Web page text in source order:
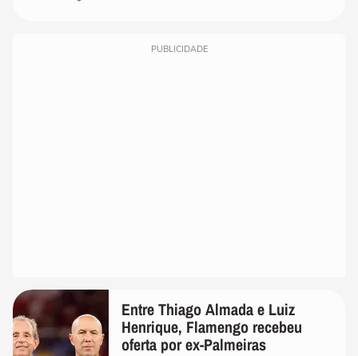
PUBLICIDADE
Entre Thiago Almada e Luiz
Henrique, Flamengo recebeu
oferta por ex-Palmeiras